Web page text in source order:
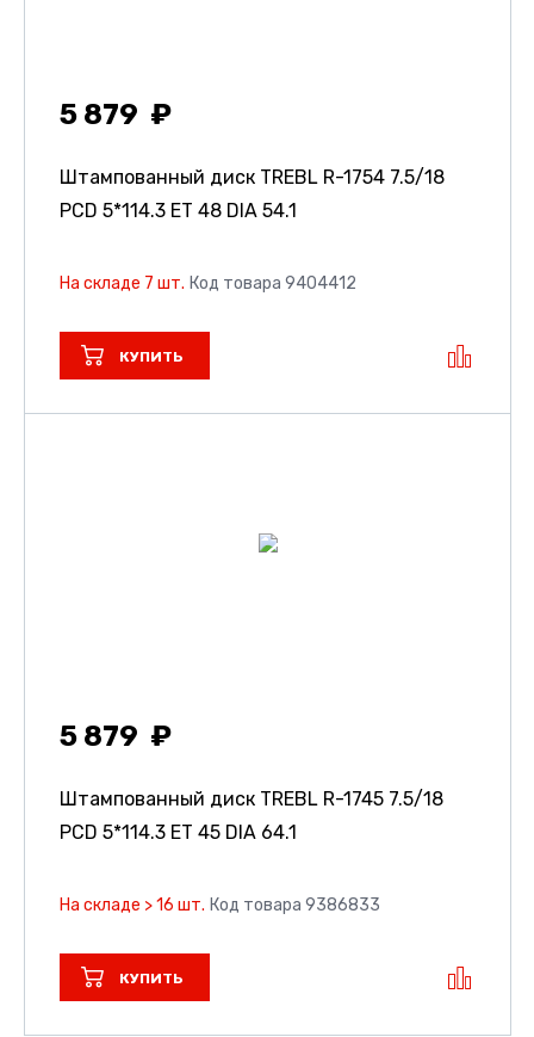
5 879
Штампованный диск TREBL R-1754 7.5/18
PCD 5*114.3 ET 48 DIA 54.1
На складе 7 шт. Код товара 9404412
КУПИТЬ
5 879
Штампованный диск TREBL R-1745 7.5/18
PCD 5*114.3 ET 45 DIA 64.1
На складе > 16 шт. Код товара 9386833
КУПИТЬ